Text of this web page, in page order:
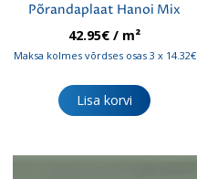
Põrandaplaat Hanoi Mix
42.95€ / m²
Maksa kolmes võrdses osas 3 x 14.32€
Lisa korvi